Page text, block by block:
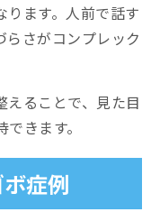
ます。人前で話す
さがコンプレック
えることで、見た目
きます。
症例